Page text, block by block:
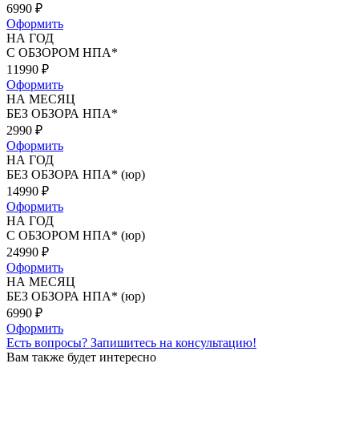
6990 ₽
Оформить
НА ГОД
С ОБЗОРОМ НПА*
11990 ₽
Оформить
НА МЕСЯЦ
БЕЗ ОБЗОРА НПА*
2990 ₽
Оформить
НА ГОД
БЕЗ ОБЗОРА НПА* (юр)
14990 ₽
Оформить
НА ГОД
С ОБЗОРОМ НПА* (юр)
24990 ₽
Оформить
НА МЕСЯЦ
БЕЗ ОБЗОРА НПА* (юр)
6990 ₽
Оформить
Есть вопросы? Запишитесь на консультацию!
Вам также будет интересно